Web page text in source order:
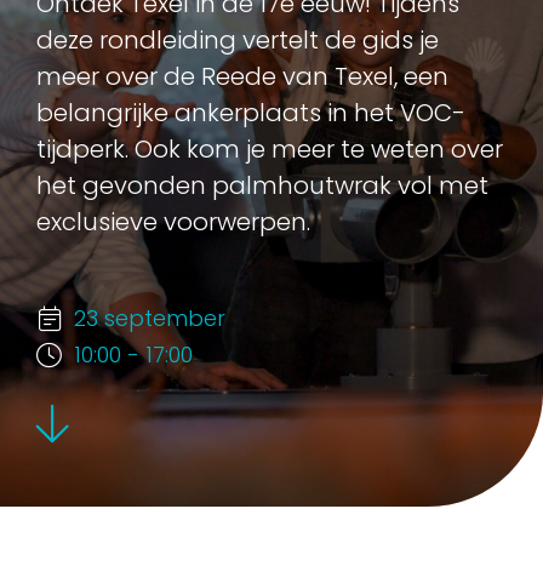
deze rondleiding vertelt de gids je
meer over de Reede van Texel, een
belangrijke ankerplaats in het VOC-
tijdperk. Ook kom je meer te weten over
het gevonden palmhoutwrak vol met
exclusieve voorwerpen.
23 september
10:00 - 17:00